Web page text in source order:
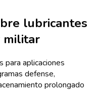
lubricantes
militar
para aplicaciones
defense,
prolongado